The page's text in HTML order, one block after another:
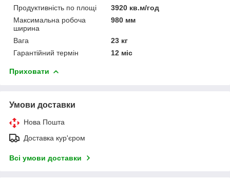
Продуктивність по площі
3920 кв.м/год
Максимальна робоча
ширина
980 мм
Вага
23 кг
Гарантійний термін
12 міс
Приховати
Умови доставки
Нова Пошта
Доставка кур'єром
Всі умови доставки